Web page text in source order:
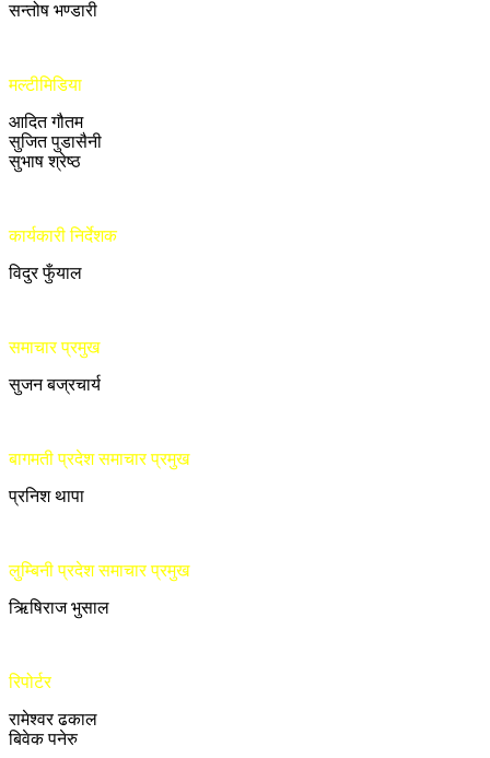
सन्तोष भण्डारी
मल्टीमिडिया
आदित गौतम
सुजित पुडासैनी
सुभाष श्रेष्ठ
कार्यकारी निर्देशक
विदुर फुँयाल
समाचार प्रमुख
सुजन बज्रचार्य
बागमती प्रदेश समाचार प्रमुख
प्रनिश थापा
लुम्बिनी प्रदेश समाचार प्रमुख
ऋिषिराज भुसाल
रिपोर्टर
रामेश्वर ढकाल
बिवेक पनेरु